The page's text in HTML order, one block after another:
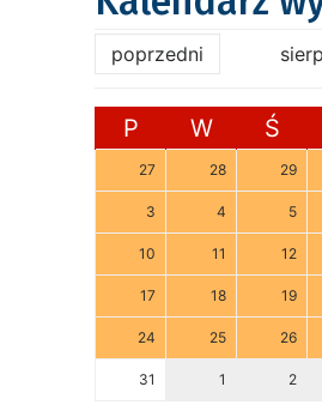
poprzedni
P W Ś
27 28 29
3 4 5
10 11 12
17 18 19
24 25 26
31 1 2